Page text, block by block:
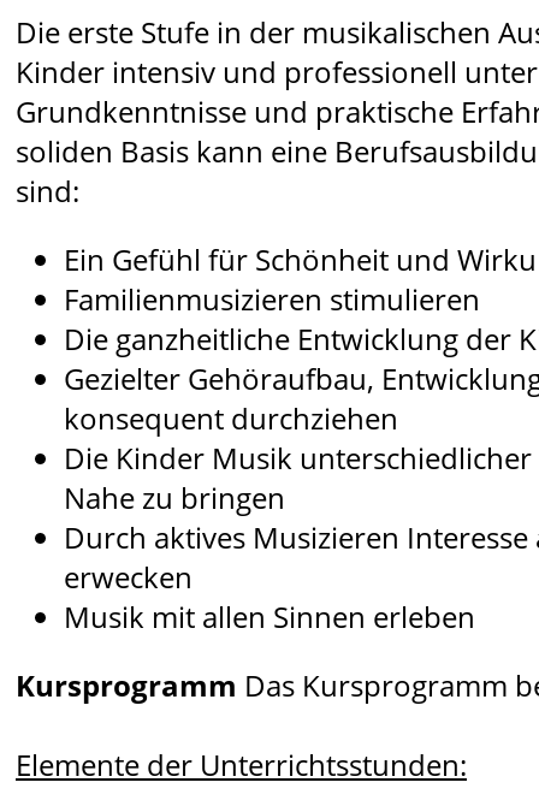
Die erste Stufe in der musikalischen
Kinder intensiv und professionell
Grundkenntnisse und praktische
soliden Basis kann eine
sind:
Ein Gefühl für Schönheit und
Familienmusizieren stimulieren
Die ganzheitliche Entwicklung der
Gezielter Gehöraufbau,
konsequent durchziehen
Die Kinder Musik
Nahe zu bringen
Durch aktives Musizieren
erwecken
Musik mit allen Sinnen erleben
Kursprogramm Das Kursprogramm
Elemente der Unterrichtsstunden: